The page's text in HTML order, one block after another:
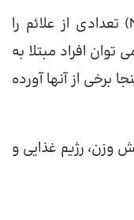
انجمن ملی اختلالات خوردن (NEDA) تعدادی از علائم را
افراد مبتلا به
برخی از آنها آورده
وزن، رژیم غذایی و